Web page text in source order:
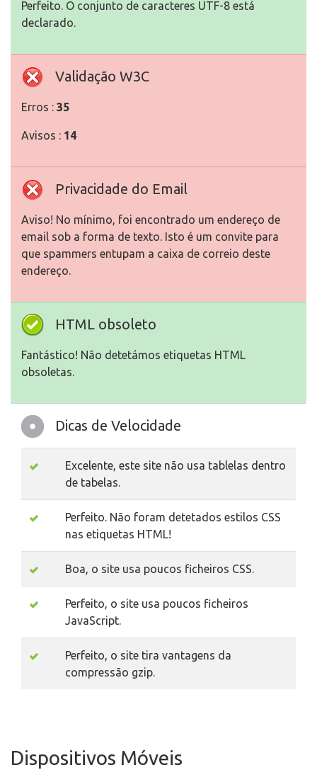
Perfeito. O conjunto de caracteres UTF-8 está
declarado.
Validação W3C
Erros : 35
Avisos : 14
Privacidade do Email
Aviso! No mínimo, foi encontrado um endereço de
email sob a forma de texto. Isto é um convite para
que spammers entupam a caixa de correio deste
endereço.
HTML obsoleto
Fantástico! Não detetámos etiquetas HTML
obsoletas.
Dicas de Velocidade
Excelente, este site não usa tablelas dentro
de tabelas.
Perfeito. Não foram detetados estilos CSS
nas etiquetas HTML!
Boa, o site usa poucos ficheiros CSS.
Perfeito, o site usa poucos ficheiros
JavaScript.
Perfeito, o site tira vantagens da
compressão gzip.
Dispositivos Móveis